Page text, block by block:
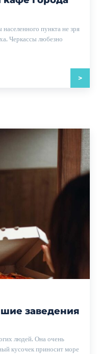
пункта не зря
Черкассы любезно
>
заведения
людей. Она очень
кусочек приносит море